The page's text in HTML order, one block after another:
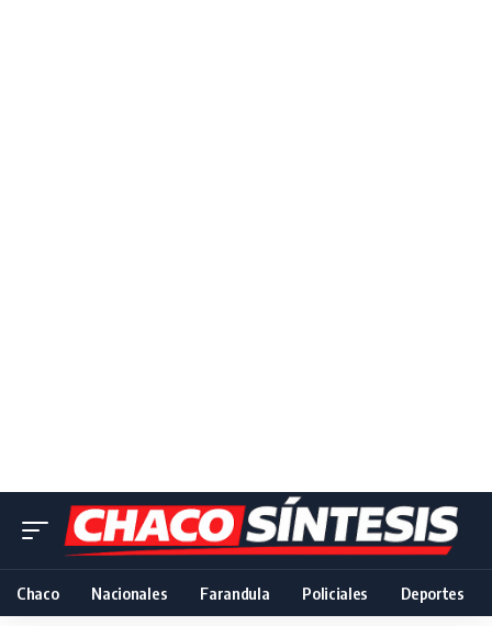
Chaco Nacionales Farandula Policiales Deportes